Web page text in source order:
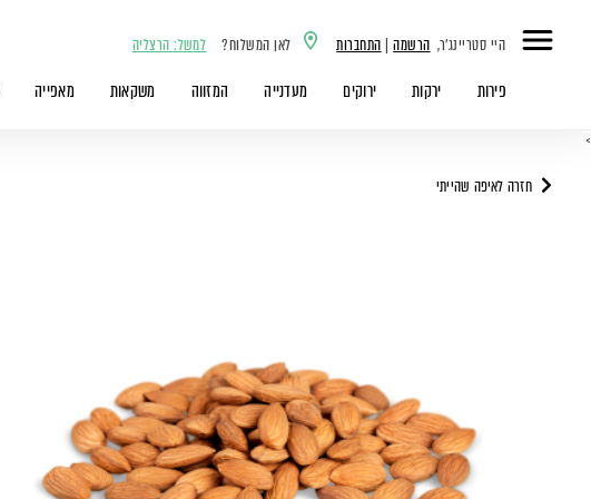
היי סטריינג'ר, הרשמה| התחברות לאן המשלוח? למשל: הרצליה
פירות ירקות ירוקים מעדנייה המזווה משקאות מאפייה
>
חזרה לאיפה שהייתי